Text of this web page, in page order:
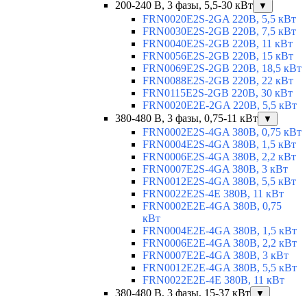
200-240 В, 3 фазы, 5,5-30 кВт
▼
FRN0020E2S-2GA 220В, 5,5 кВт
FRN0030E2S-2GB 220В, 7,5 кВт
FRN0040E2S-2GB 220В, 11 кВт
FRN0056E2S-2GB 220В, 15 кВт
FRN0069E2S-2GB 220В, 18,5 кВт
FRN0088E2S-2GB 220В, 22 кВт
FRN0115E2S-2GB 220В, 30 кВт
FRN0020E2E-2GA 220В, 5,5 кВт
380-480 В, 3 фазы, 0,75-11 кВт
▼
FRN0002E2S-4GA 380В, 0,75 кВт
FRN0004E2S-4GA 380В, 1,5 кВт
FRN0006E2S-4GA 380В, 2,2 кВт
FRN0007E2S-4GA 380В, 3 кВт
FRN0012E2S-4GA 380В, 5,5 кВт
FRN0022E2S-4E 380В, 11 кВт
FRN0002E2E-4GA 380В, 0,75
кВт
FRN0004E2E-4GA 380В, 1,5 кВт
FRN0006E2E-4GA 380В, 2,2 кВт
FRN0007E2E-4GA 380В, 3 кВт
FRN0012E2E-4GA 380В, 5,5 кВт
FRN0022E2E-4E 380В, 11 кВт
380-480 В, 3 фазы, 15-37 кВт
▼